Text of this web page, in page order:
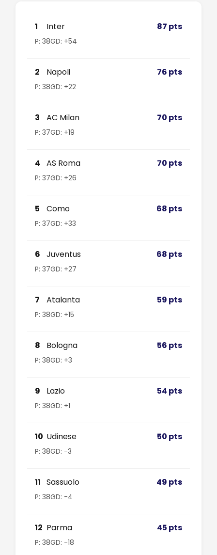
1 Inter 87 pts
P: 38GD: +54
2 Napoli 76 pts
P: 38GD: +22
3 AC Milan 70 pts
P: 37GD: +19
4 AS Roma 70 pts
P: 37GD: +26
5 Como 68 pts
P: 37GD: +33
6 Juventus 68 pts
P: 37GD: +27
7 Atalanta 59 pts
P: 38GD: +15
8 Bologna 56 pts
P: 38GD: +3
9 Lazio 54 pts
P: 38GD: +1
10 Udinese 50 pts
P: 38GD: -3
11 Sassuolo 49 pts
P: 38GD: -4
12 Parma 45 pts
P: 38GD: -18